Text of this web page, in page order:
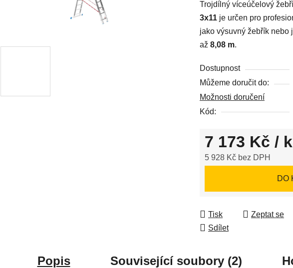
je
5,0
z
5
Trojdílný víceúčelový
3x11 je určen pro
jako výsuvný žebřík nebo
až 8,08 m.
Dostupnost
Můžeme doručit do:
Možnosti doručení
Kód:
7 173 Kč /
5 928 Kč bez DPH
DO
Tisk Zeptat se
Sdílet
Popis Související soubory (2)